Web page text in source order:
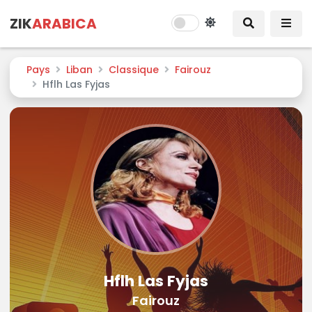
ZIKARABICA
Pays Liban Classique
Fairouz
Hflh Las Fyjas
Hflh Las Fyjas
Fairouz